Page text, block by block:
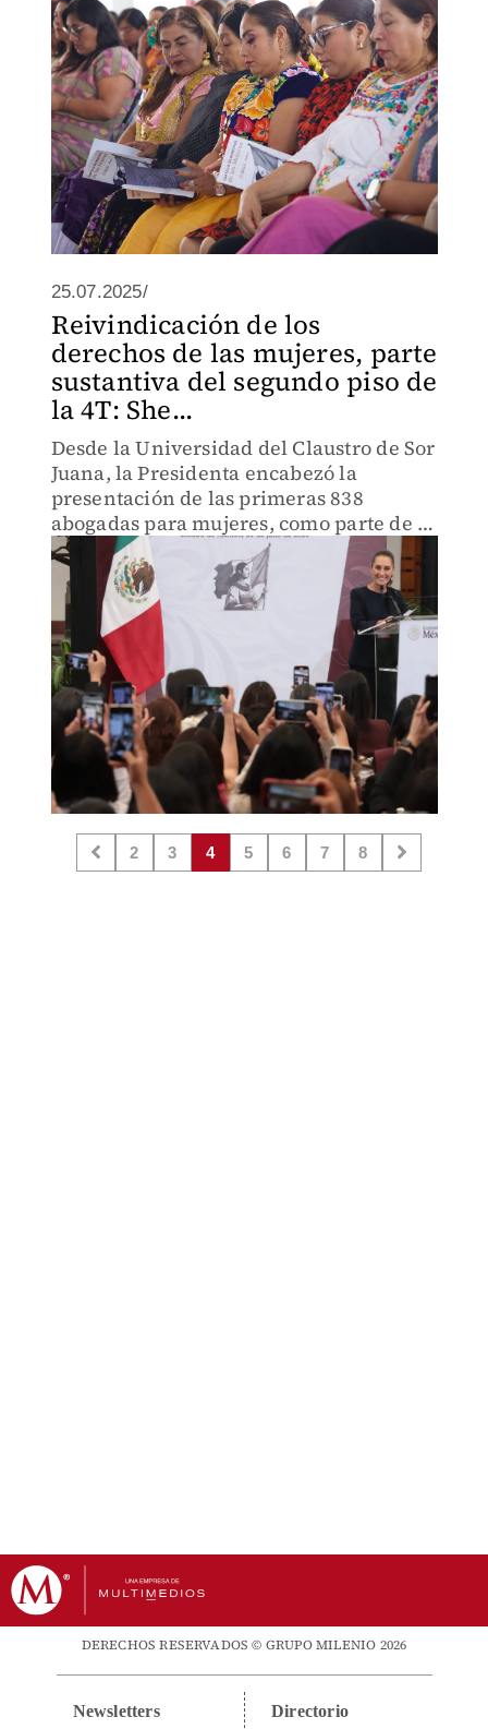
25.07.2025/
Reivindicación de los
derechos de las mujeres, parte
sustantiva del segundo piso de
la 4T: She...
Desde la Universidad del Claustro de Sor
Juana, la Presidenta encabezó la
presentación de las primeras 838
abogadas para mujeres, como parte de la
conformación de una red nacional de
defensoras.
2 3 4 5 6 7 8
DERECHOS RESERVADOS © GRUPO MILENIO 2026
Newsletters Directorio